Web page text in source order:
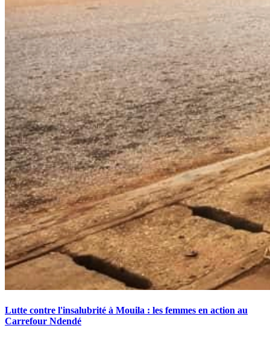
Lutte contre l'insalubrité à Mouila : les femmes en action au
Carrefour Ndendé